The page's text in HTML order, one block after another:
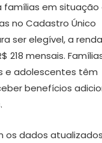
famílias em situação
no Cadastro Único
ser elegível, a
218 mensais.
e adolescentes têm
benefícios
os dados